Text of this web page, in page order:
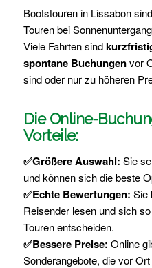
Bootstouren in Lissabon sind
Touren bei
Viele Fahrten sind
spontane Buchungenvor
sind oder nur zu höheren
Die Online-
Vorteile:
✅Größere Auswahl: Sie
und können sich die beste
✅Echte Bewertungen: Sie
Reisender lesen und sich
Touren entscheiden.
✅Bessere Preise: Online
Sonderangebote, die vor